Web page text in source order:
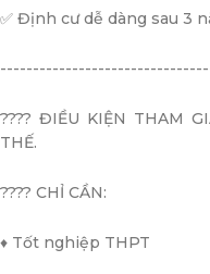
✅ Định cư dễ dàng sau 3
???? ĐIỀU KIỆN THAM
THẾ.
???? CHỈ CẦN:
♦️ Tốt nghiệp THPT